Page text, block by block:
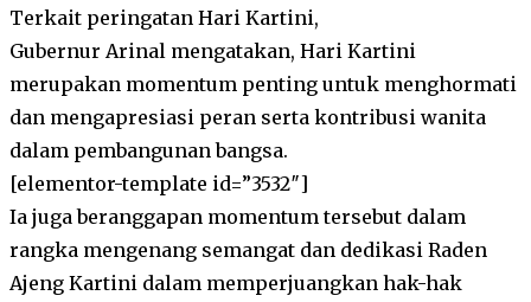
Terkait peringatan Hari Kartini,
Gubernur Arinal mengatakan, Hari Kartini
merupakan momentum penting untuk menghormati
dan mengapresiasi peran serta kontribusi wanita
dalam pembangunan bangsa.
[elementor-template id=”3532″]
Ia juga beranggapan momentum tersebut dalam
rangka mengenang semangat dan dedikasi Raden
Ajeng Kartini dalam memperjuangkan hak-hak